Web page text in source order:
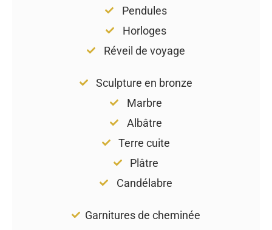
Pendules
Horloges
Réveil de voyage
Sculpture en bronze
Marbre
Albâtre
Terre cuite
Plâtre
Candélabre
Garnitures de cheminée